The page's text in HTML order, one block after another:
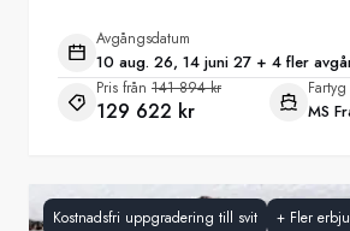
Avgångsdatum
10 aug. 26, 14 juni 27 + 4 fler
Pris från 141 894 kr
129 622 kr
Fartyg
MS
Kostnadsfri uppgradering till svit + Fler